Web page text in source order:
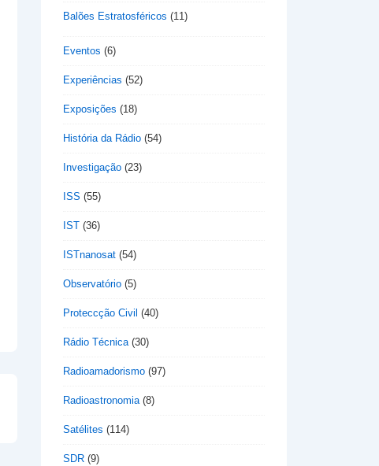
Balões Estratosféricos (11)
Eventos (6)
Experiências (52)
Exposições (18)
História da Rádio (54)
Investigação (23)
ISS (55)
IST (36)
ISTnanosat (54)
Observatório (5)
Proteccção Civil (40)
Rádio Técnica(30)
Radioamadorismo (97)
Radioastronomia(8)
Satélites (114)
SDR (9)